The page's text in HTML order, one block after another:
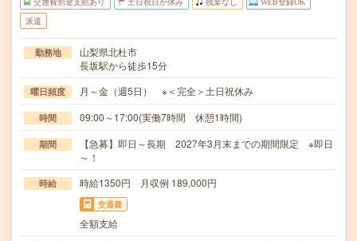
交通費別途支給あり 土日祝日が休み 残業なし WEB登録OK
派遣
勤務地
山梨県北杜市
長坂駅から徒歩15分
曜日頻度 月～金（週5日） ※＜完全＞土日祝休み
時間 09:00～17:00(実働7時間 休憩1時間)
期間
【急募】即日～長期 2027年3月末までの期間限定 ※即日
～！
時給 時給1350円 月収例 189,000円
交通費
全額支給